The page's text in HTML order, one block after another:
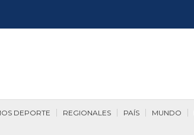
MUNDO
PAÍS
REGIONALES
DEPORTE